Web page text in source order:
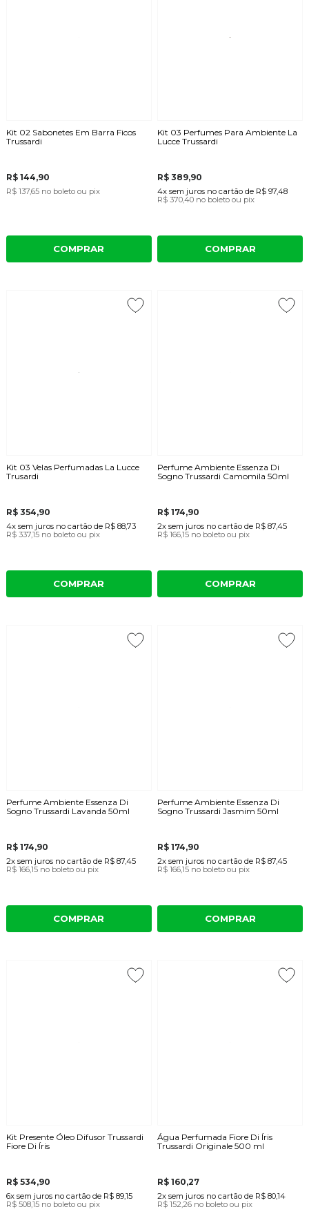
Kit 02 Sabonetes Em Barra Ficos
Trussardi
R$ 144,90
R$ 137,65 no boleto ou pix
COMPRAR
Kit 03 Perfumes Para Ambiente La
Lucce Trussardi
R$ 389,90
4x sem juros no cartão de R$ 97,48
R$ 370,40 no boleto ou pix
COMPRAR
Kit 03 Velas Perfumadas La Lucce
Trusardi
R$ 354,90
4x sem juros no cartãode R$ 88,73
R$ 337,15 no boleto ou pix
COMPRAR
Perfume Ambiente Essenza Di
Sogno Trussardi Camomila 50ml
R$ 174,90
2x sem juros no cartão de R$ 87,45
R$ 166,15 no boleto ou pix
COMPRAR
Perfume Ambiente Essenza Di
Sogno Trussardi Lavanda 50ml
R$ 174,90
2x sem juros no cartãode R$ 87,45
R$ 166,15 no boleto ou pix
COMPRAR
Perfume Ambiente Essenza Di
Sogno Trussardi Jasmim 50ml
R$ 174,90
2x sem juros no cartão de R$ 87,45
R$ 166,15 no boleto ou pix
COMPRAR
Kit Presente Óleo Difusor Trussardi
Fiore Di Íris
R$ 534,90
6x sem juros no cartãode R$ 89,15
R$ 508,15 no boleto ou pix
Água Perfumada Fiore Di Íris
Trussardi Originale 500 ml
R$ 160,27
2x sem juros no cartão de R$ 80,14
R$ 152,26 no boleto ou pix